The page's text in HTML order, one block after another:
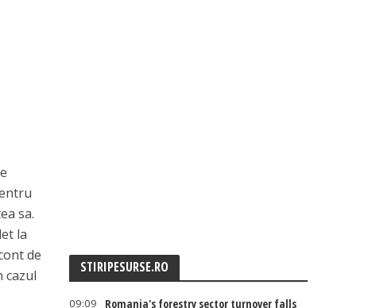
sa.
la
de
cazul
STIRIPESURSE.RO
09:09
Romania's forestry sector turnover falls